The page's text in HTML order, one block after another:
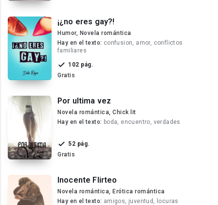
¡¿no eres gay?!
Humor, Novela romántica
Hay en el texto: confusion, amor, conflictos
familiares
102 pág.
Gratis
Por ultima vez
Novela romántica, Chick lit
Hay en el texto: boda, encuentro, verdades
52 pág.
Gratis
Inocente Flirteo
Novela romántica, Erótica romántica
Hay en el texto: amigos, juventud, locuras